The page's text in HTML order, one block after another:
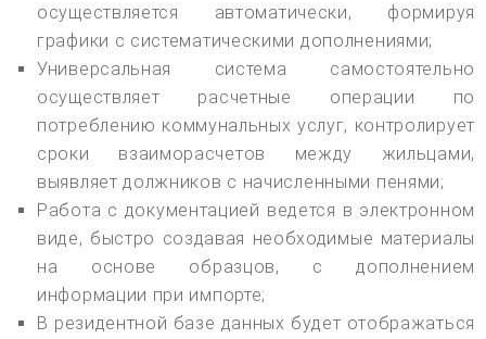
осуществляется автоматически, формируя
графики с систематическими дополнениями;
Универсальная система самостоятельно
осуществляет расчетные операции по
потреблению коммунальных услуг, контролирует
сроки взаиморасчетов между жильцами,
выявляет должников с начисленными пенями;
Работа с документацией ведется в электронном
виде, быстро создавая необходимые материалы
на основе образцов, с дополнением
информации при импорте;
В резидентной базе данных будет отображаться